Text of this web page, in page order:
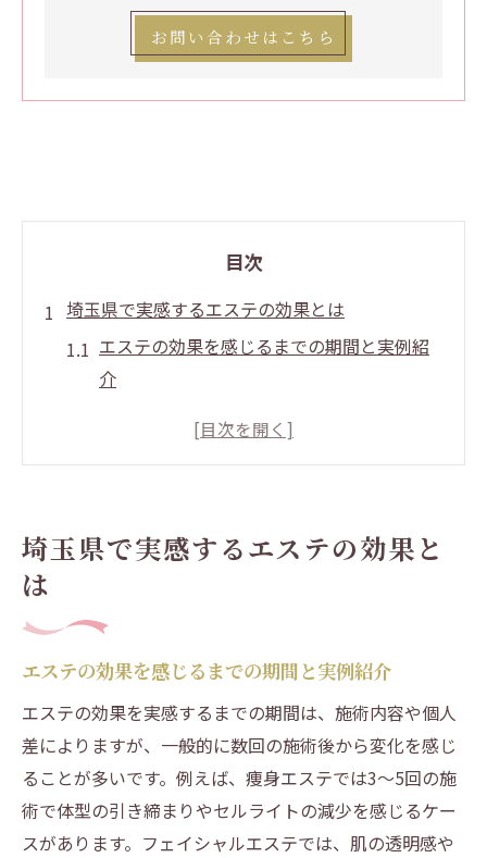
お問い合わせはこちら
目次
埼玉県で実感するエステの効果とは
エステの効果を感じるまでの期間と実例紹
介
埼玉県で体験できるエステの主な効果とは
方
埼玉で人気のエステが支持される理由とは
痩身エステの魅力と継続のコツを深掘り
痩身エステの効果を最大化する通い方と注
意点
痩身エステで期待できる変化と効果的な継
続法
エステの痩身効果とセルライト対策の実際
埼玉県で実感するエステの効果と
は
エステの効果を感じるまでの期間と実例紹介
エステの効果を実感するまでの期間は、施術内容や個人
差によりますが、一般的に数回の施術後から変化を感じ
ることが多いです。例えば、痩身エステでは3～5回の施
術で体型の引き締まりやセルライトの減少を感じるケー
スがあります。フェイシャルエステでは、肌の透明感や